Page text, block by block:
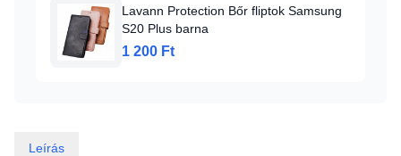
Lavann Protection Bőr fliptok Samsung
S20 Plus barna
1 200 Ft
Leírás